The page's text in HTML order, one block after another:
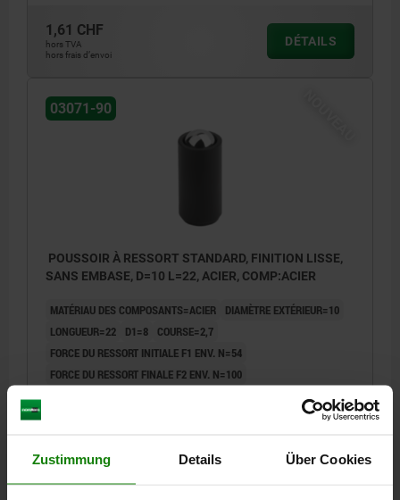
Zustimmung Details Über Cookies
1,61 CHF
hors TVA
hors frais d’envoi
DÉTAILS
03071-90
POUSSOIR À RESSORT STANDARD, FINITION LISSE,
SANS EMBASE, D=10 L=22, ACIER, COMP:ACIER
MATÉRIAU DES COMPOSANTS=ACIER
DIAMÈTRE EXTÉRIEUR=10
LONGUEUR=22
D1=8
COURSE=2,7
FORCE DU RESSORT INITIALE F1 ENV. N=54
FORCE DU RESSORT FINALE F2 ENV. N=100
hors TVA
hors frais d’envoi
DÉTAILS